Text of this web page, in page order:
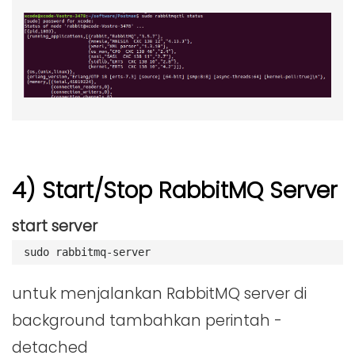
4) Start/Stop RabbitMQ Server
start server
sudo rabbitmq-server
untuk menjalankan RabbitMQ server di
background tambahkan perintah -
detached